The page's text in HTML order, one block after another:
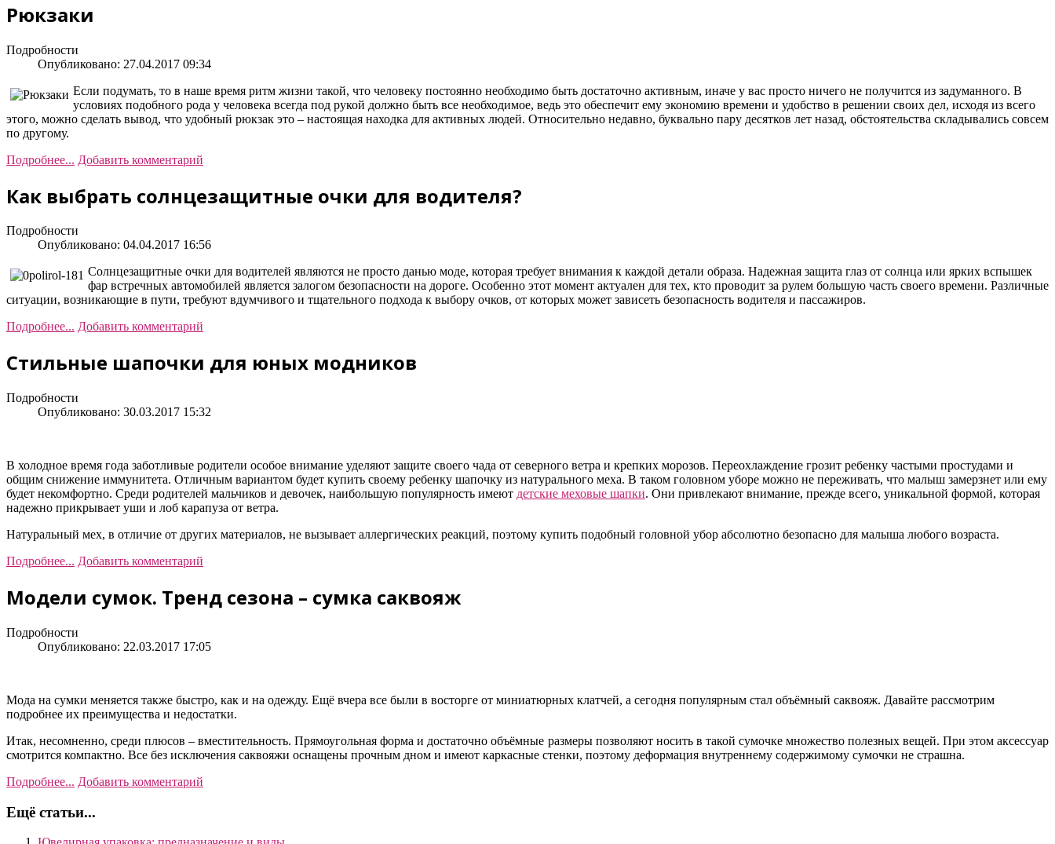
Рюкзаки
Подробности
Опубликовано: 27.04.2017 09:34
Если подумать, то в наше время ритм жизни такой, что человеку постоянно необходимо быть достаточно активным, иначе у вас просто ничего не получится из задуманного. В
условиях подобного рода у человека всегда под рукой должно быть все необходимое, ведь это обеспечит ему экономию времени и удобство в решении своих дел, исходя из всего
этого, можно сделать вывод, что удобный рюкзак это – настоящая находка для активных людей. Относительно недавно, буквально пару десятков лет назад, обстоятельства складывались совсем
по другому.
Подробнее... Добавить комментарий
Как выбрать солнцезащитные очки для водителя?
Подробности
Опубликовано: 04.04.2017 16:56
Солнцезащитные очки для водителей являются не просто данью моде, которая требует внимания к каждой детали образа. Надежная защита глаз от солнца или ярких вспышек
фар встречных автомобилей является залогом безопасности на дороге. Особенно этот момент актуален для тех, кто проводит за рулем большую часть своего времени. Различные
ситуации, возникающие в пути, требуют вдумчивого и тщательного подхода к выбору очков, от которых может зависеть безопасность водителя и пассажиров.
Подробнее... Добавить комментарий
Стильные шапочки для юных модников
Подробности
Опубликовано: 30.03.2017 15:32
В холодное время года заботливые родители особое внимание уделяют защите своего чада от северного ветра и крепких морозов. Переохлаждение грозит ребенку частыми простудами и
общим снижение иммунитета. Отличным вариантом будет купить своему ребенку шапочку из натурального меха. В таком головном уборе можно не переживать, что малыш замерзнет или ему
будет некомфортно. Среди родителей мальчиков и девочек, наибольшую популярность имеют детские меховые шапки. Они привлекают внимание, прежде всего, уникальной формой, которая
надежно прикрывает уши и лоб карапуза от ветра.
Натуральный мех, в отличие от других материалов, не вызывает аллергических реакций, поэтому купить подобный головной убор абсолютно безопасно для малыша любого возраста.
Подробнее... Добавить комментарий
Модели сумок. Тренд сезона – сумка саквояж
Подробности
Опубликовано: 22.03.2017 17:05
Мода на сумки меняется также быстро, как и на одежду. Ещё вчера все были в восторге от миниатюрных клатчей, а сегодня популярным стал объёмный саквояж. Давайте рассмотрим
подробнее их преимущества и недостатки.
Итак, несомненно, среди плюсов – вместительность. Прямоугольная форма и достаточно объёмные размеры позволяют носить в такой сумочке множество полезных вещей. При этом аксессуар
смотрится компактно. Все без исключения саквояжи оснащены прочным дном и имеют каркасные стенки, поэтому деформация внутреннему содержимому сумочки не страшна.
Подробнее... Добавить комментарий
Ещё статьи...